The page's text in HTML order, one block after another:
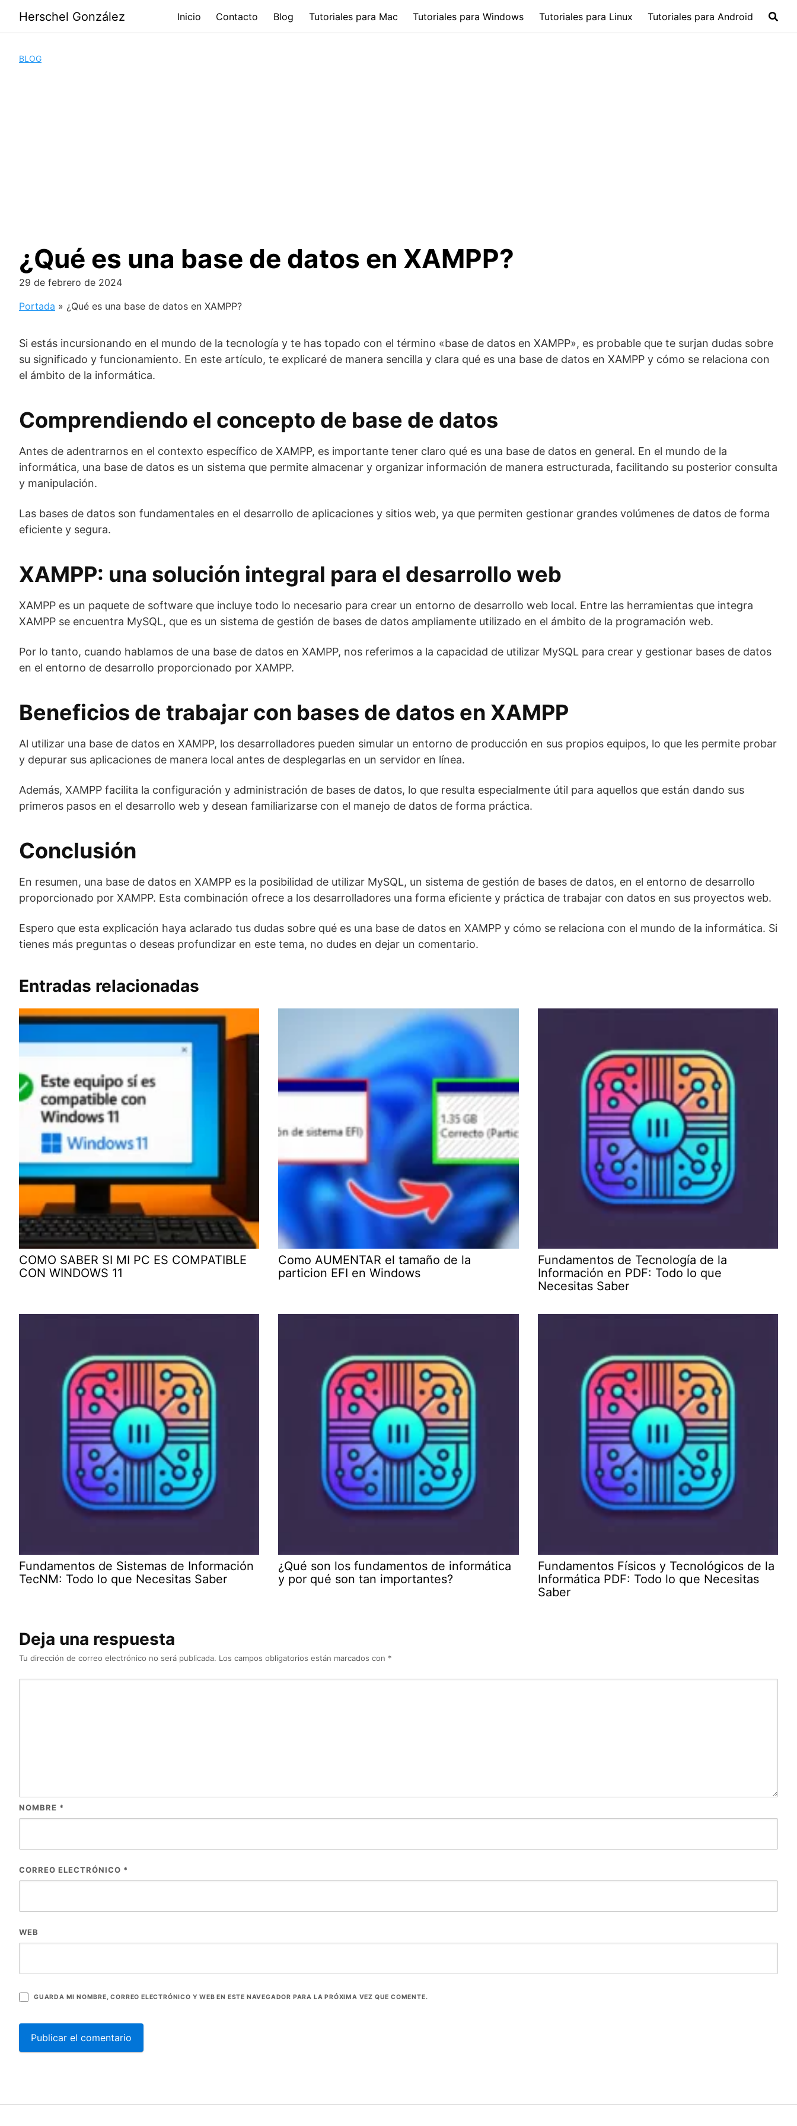
contenido
Herschel González Inicio Contacto Blog Tutoriales para Mac Tutoriales para Windows Tutoriales para Linux Tutoriales para Android
BLOG
¿Qué es una base de datos en XAMPP?
29 de febrero de 2024
Portada » ¿Qué es una base de datos en XAMPP?
Si estás incursionando en el mundo de la tecnología y te has topado con el término «base de datos en XAMPP», es probable que te surjan dudas sobre
su significado y funcionamiento. En este artículo, te explicaré de manera sencilla y clara qué es una base de datos en XAMPP y cómo se relaciona con
el ámbito de la informática.
Comprendiendo el concepto de base de datos
Antes de adentrarnos en el contexto específico de XAMPP, es importante tener claro qué es una base de datos en general. En el mundo de la
informática, una base de datos es un sistema que permite almacenar y organizar información de manera estructurada, facilitando su posterior consulta
y manipulación.
Las bases de datos son fundamentales en el desarrollo de aplicaciones y sitios web, ya que permiten gestionar grandes volúmenes de datos de forma
eficiente y segura.
XAMPP: una solución integral para el desarrollo web
XAMPP es un paquete de software que incluye todo lo necesario para crear un entorno de desarrollo web local. Entre las herramientas que integra
XAMPP se encuentra MySQL, que es un sistema de gestión de bases de datos ampliamente utilizado en el ámbito de la programación web.
Por lo tanto, cuando hablamos de una base de datos en XAMPP, nos referimos a la capacidad de utilizar MySQL para crear y gestionar bases de datos
en el entorno de desarrollo proporcionado por XAMPP.
Beneficios de trabajar con bases de datos en XAMPP
Al utilizar una base de datos en XAMPP, los desarrolladores pueden simular un entorno de producción en sus propios equipos, lo que les permite probar
y depurar sus aplicaciones de manera local antes de desplegarlas en un servidor en línea.
Además, XAMPP facilita la configuración y administración de bases de datos, lo que resulta especialmente útil para aquellos que están dando sus
primeros pasos en el desarrollo web y desean familiarizarse con el manejo de datos de forma práctica.
Conclusión
En resumen, una base de datos en XAMPP es la posibilidad de utilizar MySQL, un sistema de gestión de bases de datos, en el entorno de desarrollo
proporcionado por XAMPP. Esta combinación ofrece a los desarrolladores una forma eficiente y práctica de trabajar con datos en sus proyectos web.
Espero que esta explicación haya aclarado tus dudas sobre qué es una base de datos en XAMPP y cómo se relaciona con el mundo de la informática. Si
tienes más preguntas o deseas profundizar en este tema, no dudes en dejar un comentario.
Entradas relacionadas
COMO SABER SI MI PC ES COMPATIBLE
CON WINDOWS 11
Como AUMENTAR el tamaño de la
particion EFI en Windows
Fundamentos de Tecnología de la
Información en PDF: Todo lo que
Necesitas Saber
Fundamentos de Sistemas de Información
TecNM: Todo lo que Necesitas Saber
¿Qué son los fundamentos de informática
y por qué son tan importantes?
Fundamentos Físicos y Tecnológicos de la
Informática PDF: Todo lo que Necesitas
Saber
Deja una respuesta
Tu dirección de correo electrónico no será publicada. Los campos obligatorios están marcados con *
NOMBRE *
CORREO ELECTRÓNICO *
WEB
GUARDA MI NOMBRE, CORREO ELECTRÓNICO Y WEB EN ESTE NAVEGADOR PARA LA PRÓXIMA VEZ QUE COMENTE.